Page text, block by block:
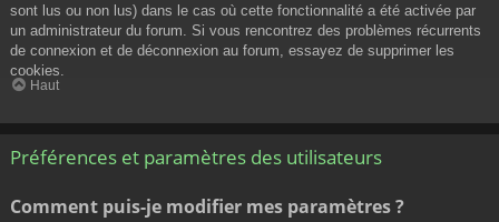
sont lus ou non lus) dans le cas où cette fonctionnalité a été activée par
un administrateur du forum. Si vous rencontrez des problèmes récurrents
de connexion et de déconnexion au forum, essayez de supprimer les
cookies.
Haut
Préférences et paramètres des utilisateurs
Comment puis-je modifier mes paramètres ?